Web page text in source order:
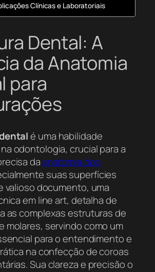
Clínicas e Laboratoriais
Dental: A
da Anatomia
para
é uma habilidade
odontologia, crucial para a
daanatomia dos
suas superfícies
valioso documento, uma
em line art, detalha de
as complexas estruturas de
molares, servindo como um
para o entendimento e
na confecção de coroas
Sua clareza e precisão o